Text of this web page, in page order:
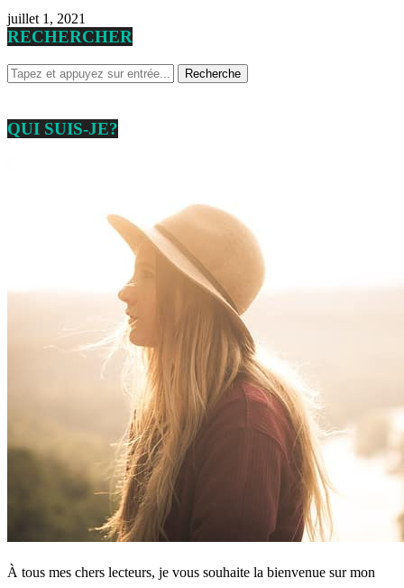
juillet 1, 2021
RECHERCHER
QUI SUIS-JE?
À tous mes chers lecteurs, je vous souhaite la bienvenue sur mon